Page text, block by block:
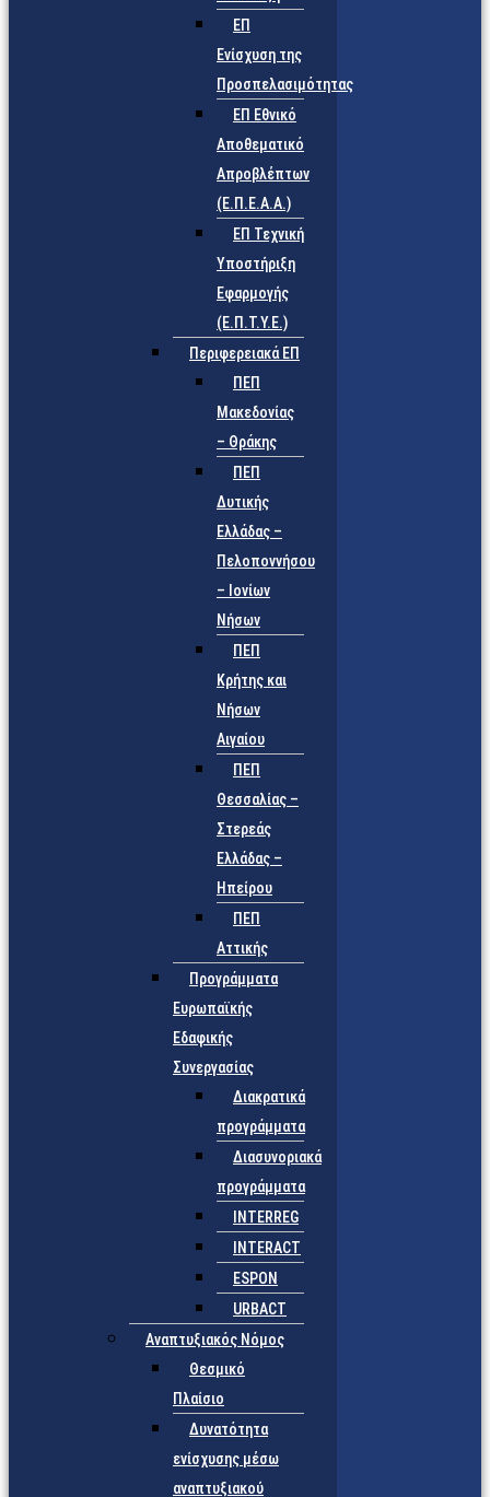
ΕΠ
Ενίσχυση της
Προσπελασιμότητας
ΕΠ Εθνικό
Αποθεματικό
Απροβλέπτων
(Ε.Π.Ε.Α.Α.)
ΕΠ Τεχνική
Υποστήριξη
Εφαρμογής
(Ε.Π.Τ.Υ.Ε.)
Περιφερειακά ΕΠ
ΠΕΠ
Μακεδονίας
– Θράκης
ΠΕΠ
Δυτικής
Ελλάδας –
Πελοποννήσου
– Ιονίων
Νήσων
ΠΕΠ
Κρήτης και
Νήσων
Αιγαίου
ΠΕΠ
Θεσσαλίας –
Στερεάς
Ελλάδας –
Ηπείρου
ΠΕΠ
Αττικής
Προγράμματα
Ευρωπαϊκής
Εδαφικής
Συνεργασίας
Διακρατικά
προγράμματα
Διασυνοριακά
προγράμματα
INTERREG
INTERACT
ESPON
URBACT
Αναπτυξιακός Νόμος
Θεσμικό
Πλαίσιο
Δυνατότητα
ενίσχυσης μέσω
αναπτυξιακού